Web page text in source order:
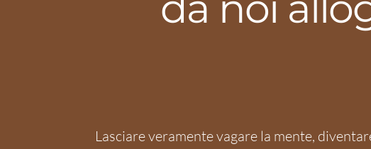
Lasciare veramente vagare la mente,